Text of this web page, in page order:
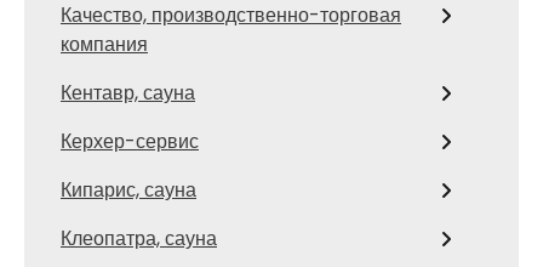
Качество, производственно-торговая
компания
Кентавр, сауна
Керхер-сервис
Кипарис, сауна
Клеопатра, сауна